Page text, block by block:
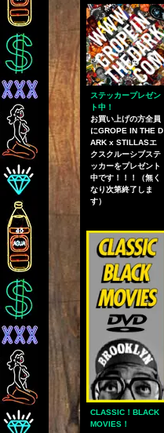
ステッカープレゼン
ト中！
お買い上げの方全員
にGROPE IN THE D
ARK x STILLASエ
クスクルーシブステ
ッカーをプレゼント
中です！！！（無く
なり次第終了しま
す）
CLASSIC！BLACK
MOVIES！